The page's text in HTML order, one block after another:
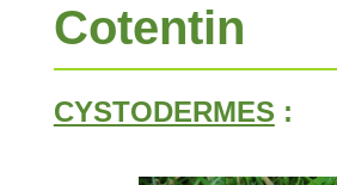
Cotentin
CYSTODERMES :